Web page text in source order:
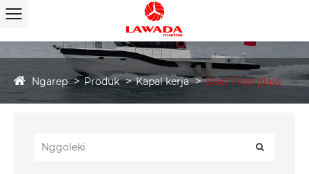
Ngarep Produk Kapal kerja Boat Fiberglass